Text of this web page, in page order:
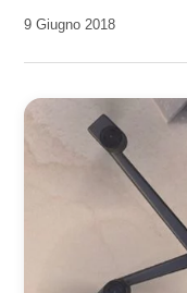
da
9 Giugno 2018